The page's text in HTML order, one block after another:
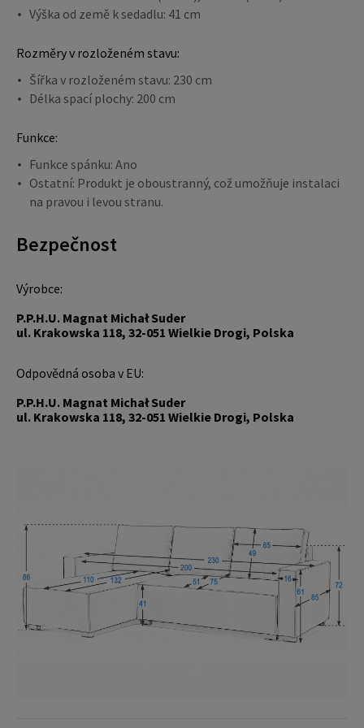
Výška od země k sedadlu: 41 cm
Rozměry v rozloženém stavu:
Šířka v rozloženém stavu: 230 cm
Délka spací plochy: 200 cm
Funkce:
Funkce spánku: Ano
Ostatní: Produkt je oboustranný, což umožňuje instalaci
na pravou i levou stranu.
Bezpečnost
Výrobce:
P.P.H.U. Magnat Michał Suder
ul. Krakowska 118, 32-051 Wielkie Drogi, Polska
Odpovědná osoba v EU:
P.P.H.U. Magnat Michał Suder
ul. Krakowska 118, 32-051 Wielkie Drogi, Polska